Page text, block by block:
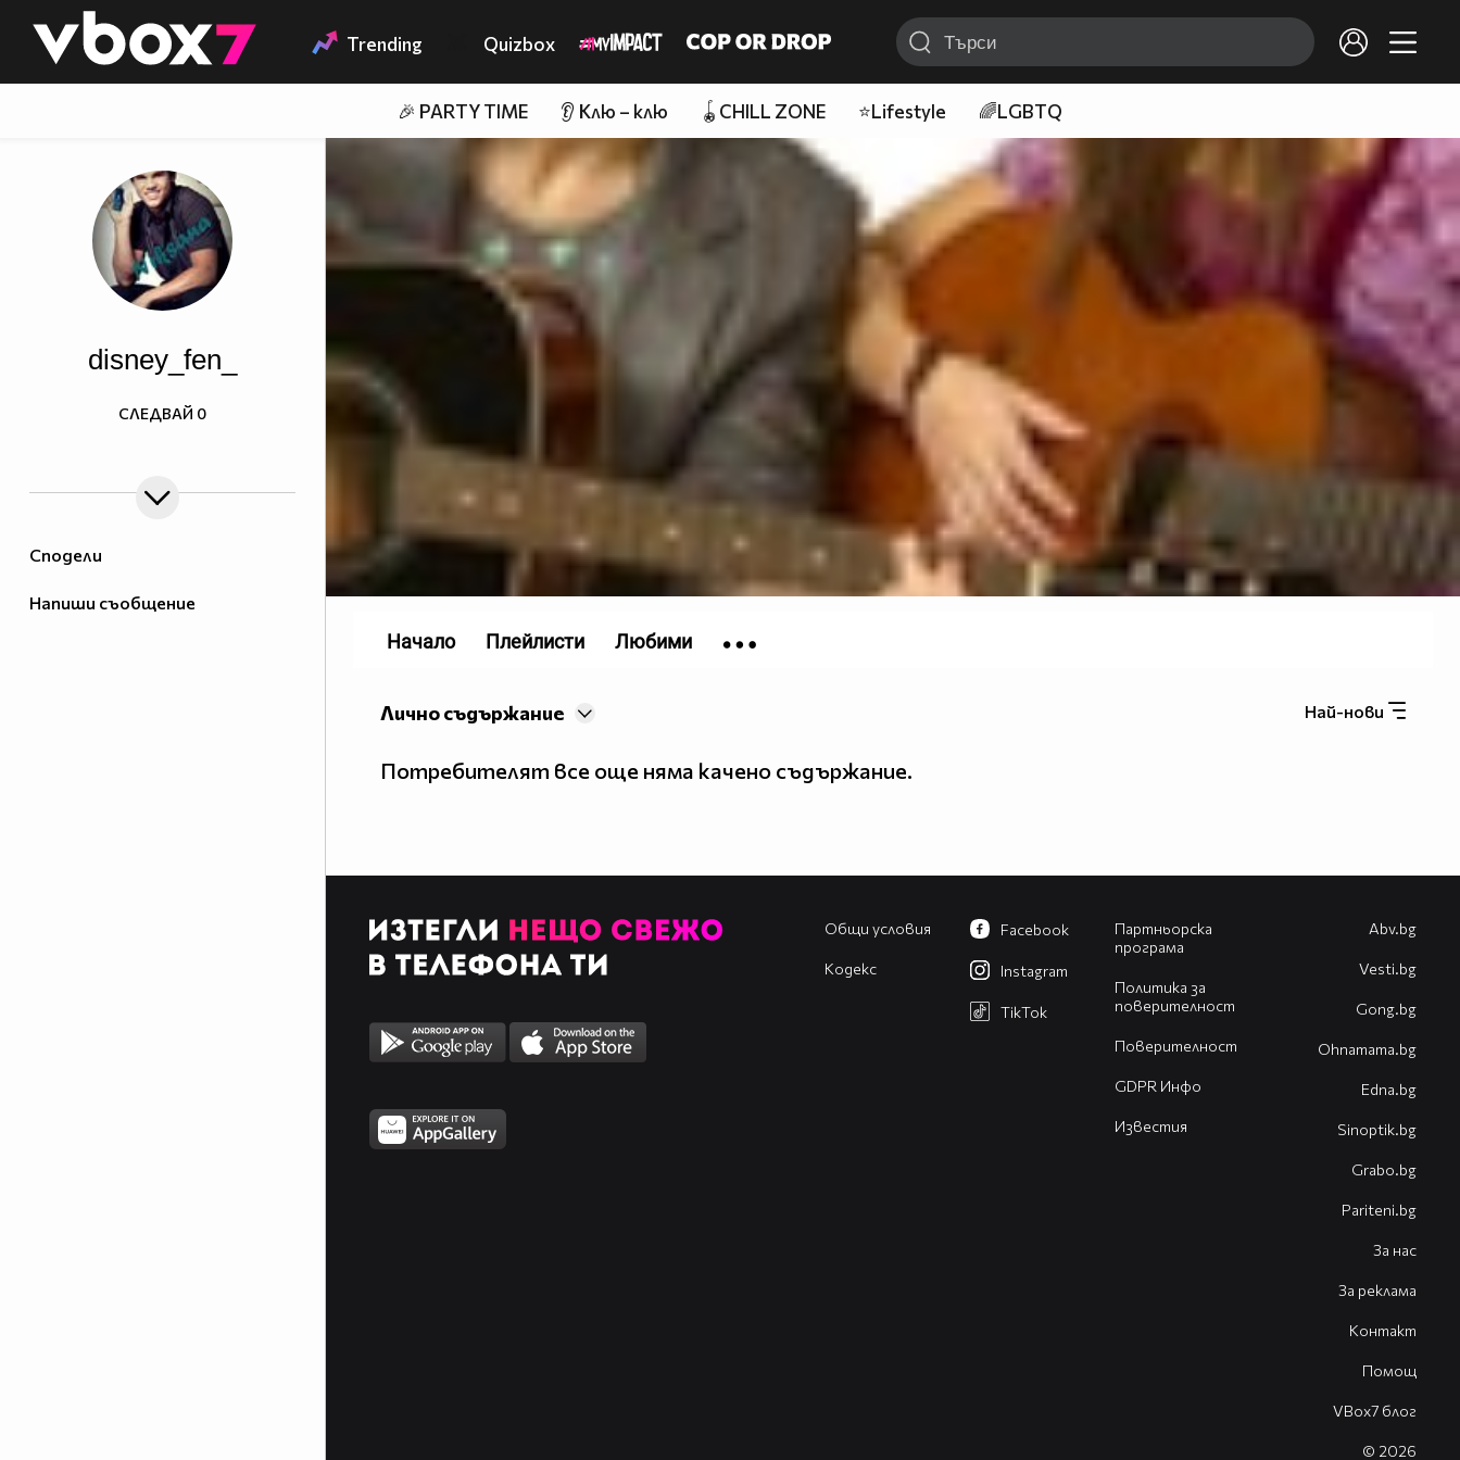
👾 Trending Quizbox
🎉 PARTY TIME 👂 Клю – клю 🪀CHILL ZONE ⭐Lifestyle 🌈LGBTQ
Сподели
Напиши съобщение
disney_fen_
СЛЕДВАЙ 0
Най-нови
Лично съдържание
Потребителят все още няма качено съдържание.
Начало Плейлисти Любими
Общи условия
Кодекс
Партньорска
програма
Политика за
поверителност
Поверителност
GDPR Инфо
Известия
Facebook
Instagram
TikTok
Abv.bg
Vesti.bg
Gong.bg
Оhnamama.bg
Edna.bg
Sinoptik.bg
Grabo.bg
Pariteni.bg
За нас
За реклама
Контакт
Помощ
VBox7 блог
© 2026